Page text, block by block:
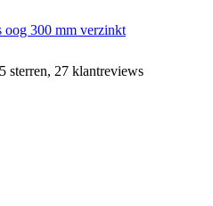
oog 300 mm verzinkt
sterren, 27 klantreviews